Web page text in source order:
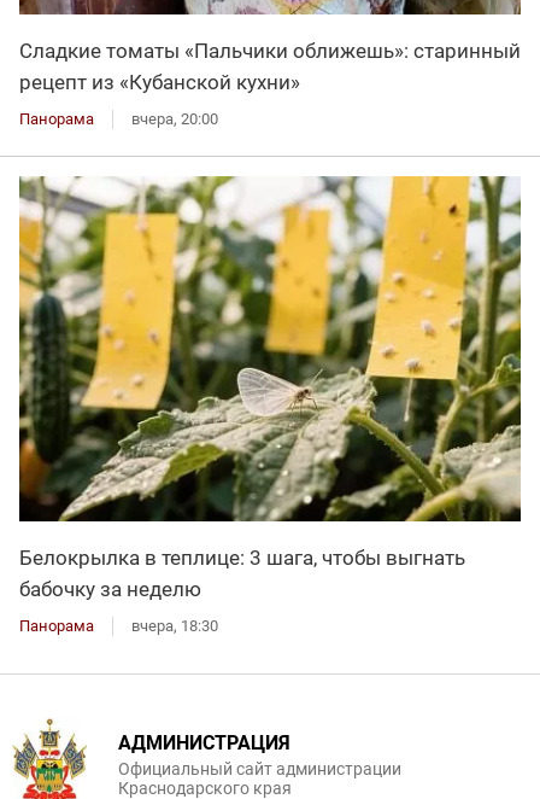
Сладкие томаты «Пальчики оближешь»: старинный
рецепт из «Кубанской кухни»
Панорама вчера, 20:00
Белокрылка в теплице: 3 шага, чтобы выгнать
бабочку за неделю
Панорама вчера, 18:30
АДМИНИСТРАЦИЯ
Официальный сайт администрации
Краснодарского края